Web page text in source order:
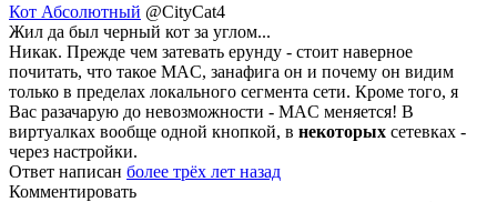
Кот Абсолютный @CityCat4
Жил да был черный кот за углом...
Никак. Прежде чем затевать ерунду - стоит наверное
почитать, что такое MAC, занафига он и почему он видим
только в пределах локального сегмента сети. Кроме того, я
Вас разачарую до невозможности - MAC меняется! В
виртуалках вообще одной кнопкой, в некоторых сетевках -
через настройки.
Ответ написан более трёх лет назад
Комментировать